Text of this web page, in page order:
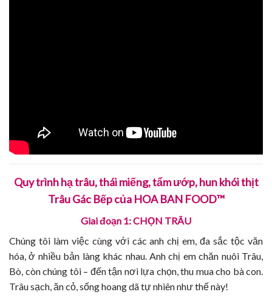
Quy trình hạ trâu, thái miếng, tẩm ướp, hun khói thịt
Trâu Gác Bếp của HOA BAN FOOD™
Giai đoạn 1: CHỌN TRÂU
Chúng tôi làm việc cùng với các anh chị em, đa sắc tộc văn
hóa, ở nhiều bản làng khác nhau. Anh chị em chăn nuôi Trâu,
Bò, còn chúng tôi – đến tận nơi lựa chọn, thu mua cho bà con.
Trâu sạch, ăn cỏ, sống hoang dã tự nhiên như thế này!